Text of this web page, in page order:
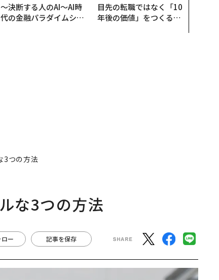
〜決断する人のAI〜AI時
代の金融パラダイムシフ
目先の転職ではなく「10
年後の価値」をつくる─
3つの方法
な3つの方法
ー 記事を保存